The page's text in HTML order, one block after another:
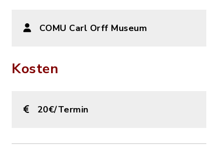
COMU Carl Orff Museum
Kosten
20€/Termin